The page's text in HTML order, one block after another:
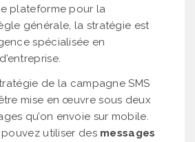
plateforme pour la
générale, la stratégie est
spécialisée en
de la campagne SMS
mise en œuvre sous deux
qu’on envoie sur mobile.
pouvez utiliser des messages